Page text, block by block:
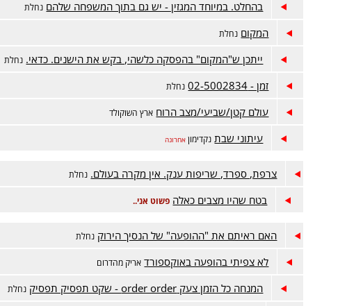
בהחלט. במיוחד המגזין - יש גם בתוך המשפחה שלהם נחלת
המקום נחלת
ייתכן ש"המקום" בהפסקה כלשהי, בקש את הישנים. כדאי. נחלת
זמן - 02-5002834 נחלת
עולם קטן/שביעי/מצב הרוח ארץ השוקולד
עיתוני שבת נקדימון אחרונה
צרפת, ספרד, שריפות ענק. אין מקרה בעולם. נחלת
בטח שהיו מצבים כאלה פשוט אני..
האם ראיתם את "ההופעה" של הנסיך הירוק נחלת
לא צפיתי בהופעה באוקספורד אריק מהדרום
המנחה כל הזמן צעק order order - שקט תפסיק תפסיק נחלת